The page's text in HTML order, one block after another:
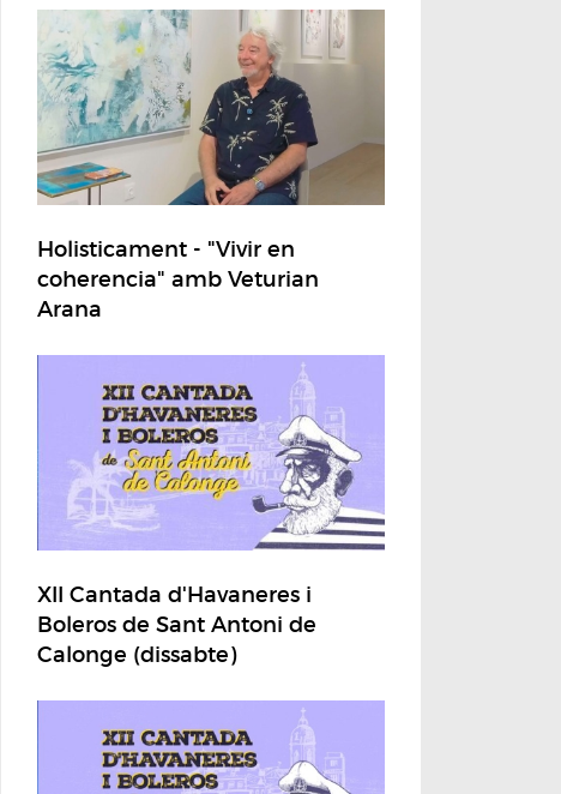
Holisticament - "Vivir en
coherencia" amb Veturian
Arana
XII Cantada d'Havaneres i
Boleros de Sant Antoni de
Calonge (dissabte)